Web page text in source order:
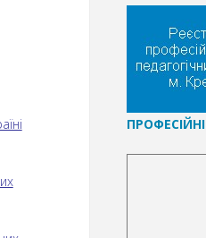
П